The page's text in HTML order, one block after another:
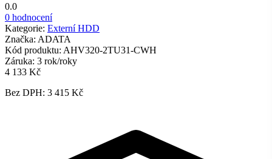
0.0
0 hodnocení
Kategorie: Externí HDD
Značka: ADATA
Kód produktu: AHV320-2TU31-CWH
Záruka: 3 rok/roky
4 133 Kč
Bez DPH: 3 415 Kč